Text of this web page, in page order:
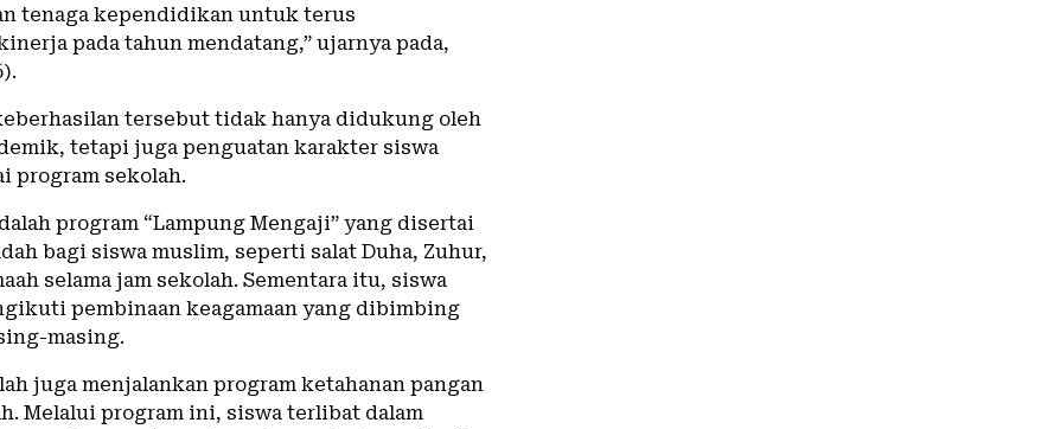
tenaga kependidikan untuk terus
pada tahun mendatang,” ujarnya pada,
tersebut tidak hanya didukung oleh
tetapi juga penguatan karakter siswa
program sekolah.
program “Lampung Mengaji” yang disertai
bagi siswa muslim, seperti salat Duha, Zuhur,
selama jam sekolah. Sementara itu, siswa
pembinaan keagamaan yang dibimbing
masing.
juga menjalankan program ketahanan pangan
Melalui program ini, siswa terlibat dalam